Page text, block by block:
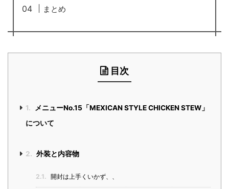
まとめ
目次
1.
メニューNo.15「MEXICAN STYLE CHICKEN STEW」
について
2. 外装と内容物
2.1. 開封は上手くいかず、、